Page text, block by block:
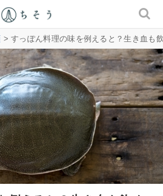
> すっぽん料理の味を例えると？生き血も